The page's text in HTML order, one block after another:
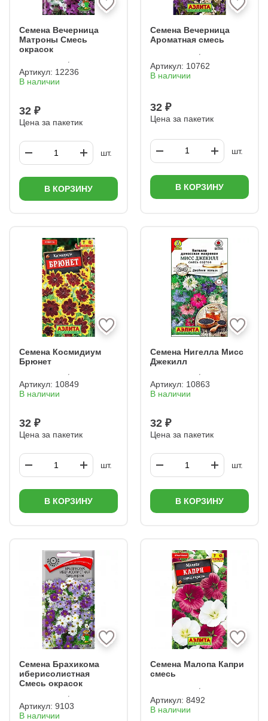
Семена Вечерница
Матроны Смесь
окрасок
Артикул: 12236
В наличии
32 ₽
Цена за пакетик
шт.
В КОРЗИНУ
Семена Вечерница
Ароматная смесь
Артикул: 10762
В наличии
32 ₽
Цена за пакетик
шт.
В КОРЗИНУ
Семена Космидиум
Брюнет
Артикул: 10849
В наличии
32 ₽
Цена за пакетик
шт.
В КОРЗИНУ
Семена Нигелла Мисс
Джекилл
Артикул: 10863
В наличии
32 ₽
Цена за пакетик
шт.
В КОРЗИНУ
Семена Брахикома
иберисолистная
Смесь окрасок
Артикул: 9103
В наличии
Семена Малопа Капри
смесь
Артикул: 8492
В наличии